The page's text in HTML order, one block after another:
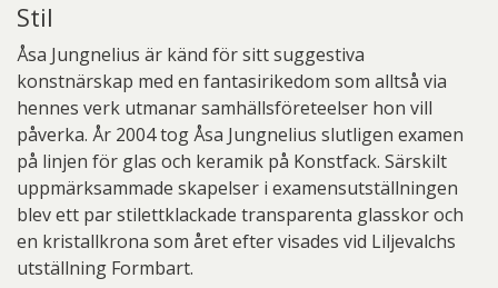
Stil
Åsa Jungnelius är känd för sitt suggestiva
konstnärskap med en fantasirikedom som alltså via
hennes verk utmanar samhällsföreteelser hon vill
påverka. År 2004 tog Åsa Jungnelius slutligen examen
på linjen för glas och keramik på Konstfack. Särskilt
uppmärksammade skapelser i examensutställningen
blev ett par stilettklackade transparenta glasskor och
en kristallkrona som året efter visades vid Liljevalchs
utställning Formbart.